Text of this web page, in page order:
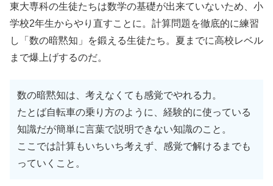
東大専科の生徒たちは数学の基礎が出来ていないため、小
学校2年生からやり直すことに。計算問題を徹底的に練習
し「数の暗黙知」を鍛える生徒たち。夏までに高校レベル
まで爆上げするのだ。
数の暗黙知は、考えなくても感覚でやれる力。
たとば自転車の乗り方のように、経験的に使っている
知識だが簡単に言葉で説明できない知識のこと。
ここでは計算もいちいち考えず、感覚で解けるまでも
っていくこと。